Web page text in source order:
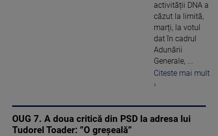
activității DNA a
căzut la limită,
marți, la votul
dat în cadrul
Adunării
Generale, ...
Citeste mai mult
›
OUG 7. A doua critică din PSD la adresa lui
Tudorel Toader: ”O greșeală”